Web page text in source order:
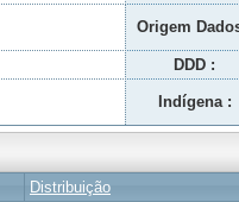
Origem
DDD :
Indígena :
Distribuição